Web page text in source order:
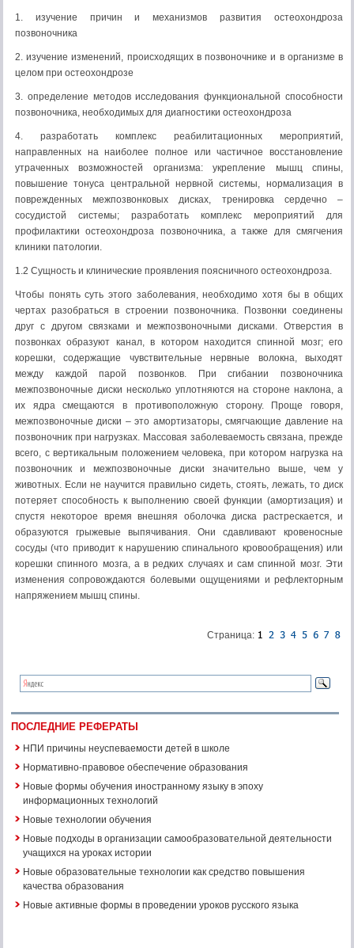
1. изучение причин и механизмов развития остеохондроза
позвоночника
2. изучение изменений, происходящих в позвоночнике и в организме в
целом при остеохондрозе
3. определение методов исследования функциональной способности
позвоночника, необходимых для диагностики остеохондроза
4. разработать комплекс реабилитационных мероприятий,
направленных на наиболее полное или частичное восстановление
утраченных возможностей организма: укрепление мышц спины,
повышение тонуса центральной нервной системы, нормализация в
поврежденных межпозвонковых дисках, тренировка сердечно –
сосудистой системы; разработать комплекс мероприятий для
профилактики остеохондроза позвоночника, а также для смягчения
клиники патологии.
1.2 Сущность и клинические проявления поясничного остеохондроза.
Чтобы понять суть этого заболевания, необходимо хотя бы в общих
чертах разобраться в строении позвоночника. Позвонки соединены
друг с другом связками и межпозвоночными дисками. Отверстия в
позвонках образуют канал, в котором находится спинной мозг; его
корешки, содержащие чувствительные нервные волокна, выходят
между каждой парой позвонков. При сгибании позвоночника
межпозвоночные диски несколько уплотняются на стороне наклона, а
их ядра смещаются в противоположную сторону. Проще говоря,
межпозвоночные диски – это амортизаторы, смягчающие давление на
позвоночник при нагрузках. Массовая заболеваемость связана, прежде
всего, с вертикальным положением человека, при котором нагрузка на
позвоночник и межпозвоночные диски значительно выше, чем у
животных. Если не научится правильно сидеть, стоять, лежать, то диск
потеряет способность к выполнению своей функции (амортизация) и
спустя некоторое время внешняя оболочка диска растрескается, и
образуются грыжевые выпячивания. Они сдавливают кровеносные
сосуды (что приводит к нарушению спинального кровообращения) или
корешки спинного мозга, а в редких случаях и сам спинной мозг. Эти
изменения сопровождаются болевыми ощущениями и рефлекторным
напряжением мышц спины.
Страница:
ПОСЛЕДНИЕ РЕФЕРАТЫ
НПИ причины неуспеваемости детей в школе
Нормативно-правовое обеспечение образования
Новые формы обучения иностранному языку в эпоху
информационных технологий
Новые технологии обучения
Новые подходы в организации самообразовательной деятельности
учащихся на уроках истории
Новые образовательные технологии как средство повышения
качества образования
Новые активные формы в проведении уроков русского языка